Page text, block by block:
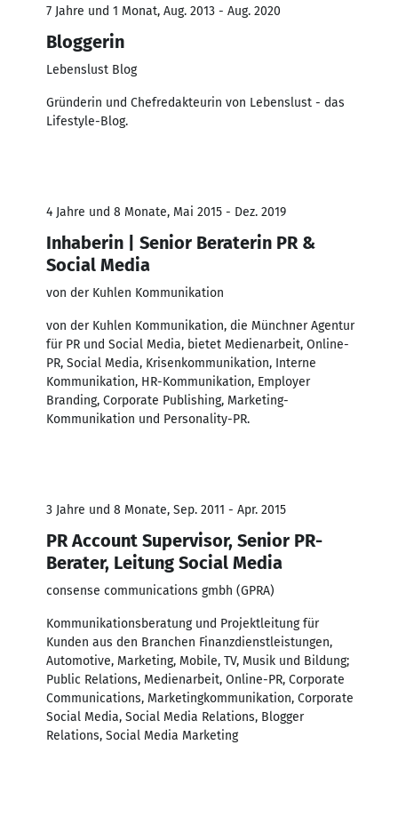
7 Jahre und 1 Monat, Aug. 2013 - Aug. 2020
Bloggerin
Lebenslust Blog
Gründerin und Chefredakteurin von Lebenslust - das
Lifestyle-Blog.
4 Jahre und 8 Monate, Mai 2015 - Dez. 2019
Inhaberin | Senior Beraterin PR &
Social Media
von der Kuhlen Kommunikation
von der Kuhlen Kommunikation, die Münchner Agentur
für PR und Social Media, bietet Medienarbeit, Online-
PR, Social Media, Krisenkommunikation, Interne
Kommunikation, HR-Kommunikation, Employer
Branding, Corporate Publishing, Marketing-
Kommunikation und Personality-PR.
3 Jahre und 8 Monate, Sep. 2011 - Apr. 2015
PR Account Supervisor, Senior PR-
Berater, Leitung Social Media
consense communications gmbh (GPRA)
Kommunikationsberatung und Projektleitung für
Kunden aus den Branchen Finanzdienstleistungen,
Automotive, Marketing, Mobile, TV, Musik und Bildung;
Public Relations, Medienarbeit, Online-PR, Corporate
Communications, Marketingkommunikation, Corporate
Social Media, Social Media Relations, Blogger
Relations, Social Media Marketing